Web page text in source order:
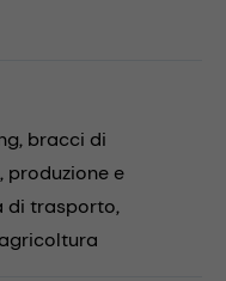
bracci di
produzione e
di trasporto,
agricoltura